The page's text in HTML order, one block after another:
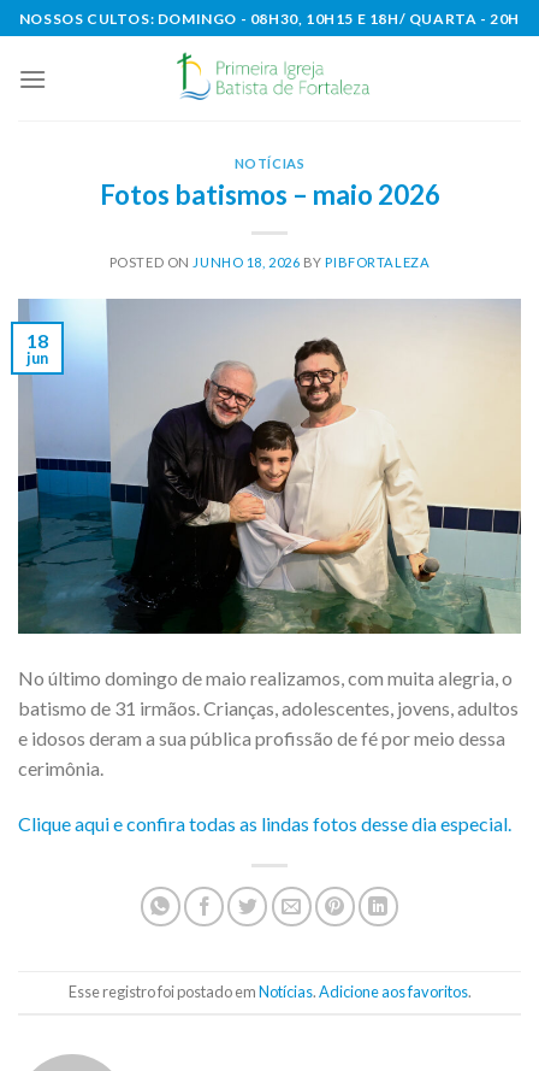
Skip
to
content
NOSSOS CULTOS: DOMINGO - 08H30, 10H15 E 18H/ QUARTA - 20H
NOTÍCIAS
Fotos batismos – maio 2026
POSTED ON JUNHO 18, 2026 BYPIBFORTALEZA
18
jun
No último domingo de maio realizamos, com muita alegria, o
batismo de 31 irmãos. Crianças, adolescentes, jovens, adultos
e idosos deram a sua pública profissão de fé por meio dessa
cerimônia.
Clique aqui e confira todas as lindas fotos desse dia especial.
Esse registro foi postado emNotícias.Adicione aos favoritos.